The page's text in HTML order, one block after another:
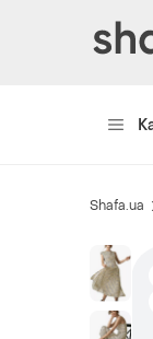
Shafa.ua